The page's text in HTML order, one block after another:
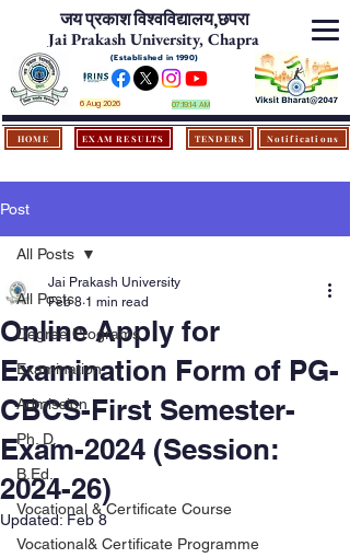
जय प्रकाश विश्‍वविद्यालय,छपरा
Jai Prakash University, Chapra
(Established in 1990)
6 Aug 2026 07:19:14 AM
HOME EXAM RESULTS TENDERS Notifications
Post
All Posts
Degree Programs
Examination
Admission
Ph. D.
B.Ed.
Vocational & Certificate Course
Vocational& Certificate Programme
All Posts
Online Apply for
Examination Form of PG-
CBCS-First Semester-
Exam-2024 (Session:
2024-26)
Jai Prakash University
Feb 8 1 min read
Updated:Feb 8